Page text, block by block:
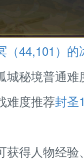
（44,101）的
城秘境普通难
难度推荐封圣
得人物经验